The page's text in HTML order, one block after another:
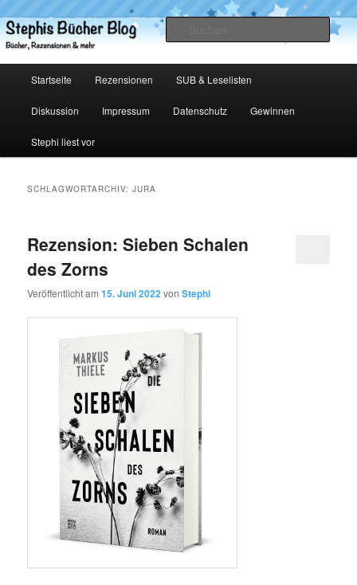
primären
Inhalt
sekundären
Inhalt
Stephis Bücher Blog
Startseite Rezensionen SUB & Leselisten
Diskussion Impressum Datenschutz Gewinnen
Stephi liest vor
SCHLAGWORTARCHIV:JURA
Rezension: Sieben Schalen
des Zorns
Veröffentlicht am15. Juni 2022vonStephi